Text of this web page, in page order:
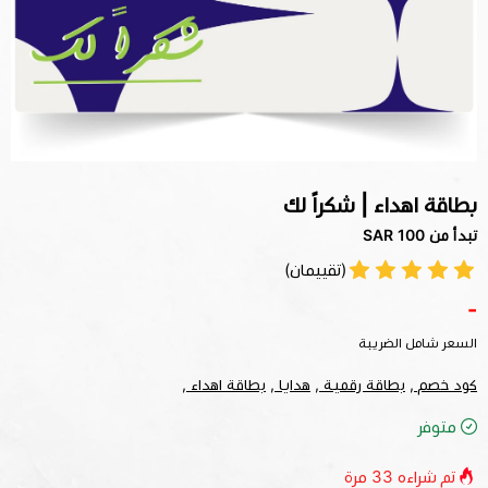
بطاقة اهداء | شكراً لك
تبدأ من 100 SAR
(تقييمان)
-
السعر شامل الضريبة
كود خصم , بطاقة رقمية , هدايا , بطاقة اهداء ,
متوفر
تم شراءه 33 مرة